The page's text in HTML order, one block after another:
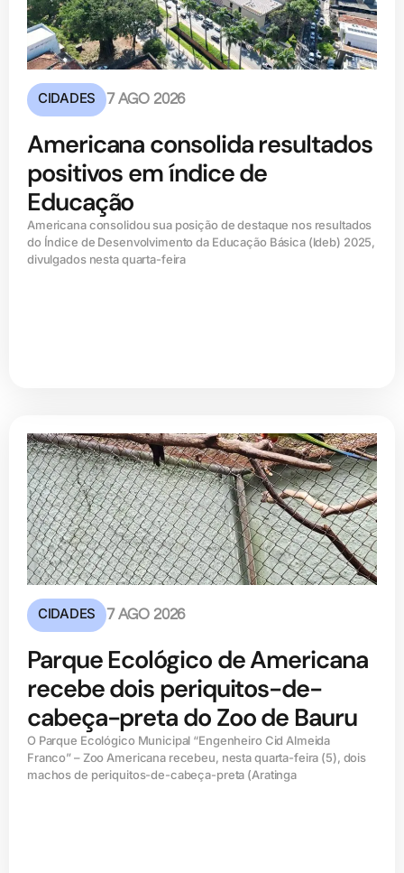
CIDADES 7 AGO 2026
Americana consolida resultados
positivos em índice de
Educação
Americana consolidou sua posição de destaque nos resultados
do Índice de Desenvolvimento da Educação Básica (ldeb) 2025,
divulgados nesta quarta-feira
CIDADES 7 AGO 2026
Parque Ecológico de Americana
recebe dois periquitos-de-
cabeça-preta do Zoo de Bauru
O Parque Ecológico Municipal “Engenheiro Cid Almeida
Franco” – Zoo Americana recebeu, nesta quarta-feira (5), dois
machos de periquitos-de-cabeça-preta (Aratinga